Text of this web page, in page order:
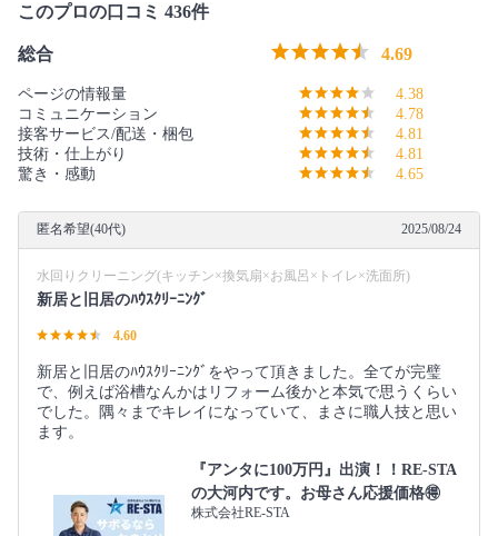
このプロの口コミ 436件
総合 4.69
ページの情報量
4.38
コミュニケーション
4.78
接客サービス/配送・梱包
4.81
技術・仕上がり
4.81
驚き・感動
4.65
匿名希望(40代) 2025/08/24
水回りクリーニング(キッチン×換気扇×お風呂×トイレ×洗面所)
新居と旧居のﾊｳｽｸﾘｰﾆﾝｸﾞ
4.60
新居と旧居のﾊｳｽｸﾘｰﾆﾝｸﾞをやって頂きました。全てが完璧
で、例えば浴槽なんかはリフォーム後かと本気で思うくらい
でした。隅々までキレイになっていて、まさに職人技と思い
ます。
『アンタに100万円』出演！！RE-STA
の大河内です。お母さん応援価格🉐
株式会社RE-STA